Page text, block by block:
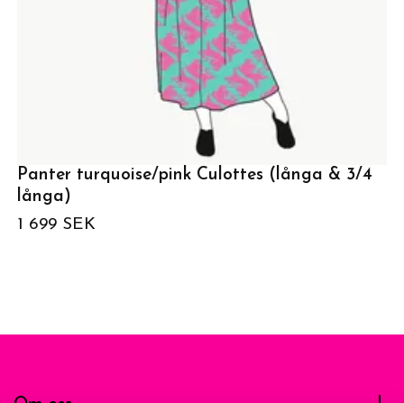
Panter turquoise/pink Culottes (långa & 3/4
långa)
1 699 SEK